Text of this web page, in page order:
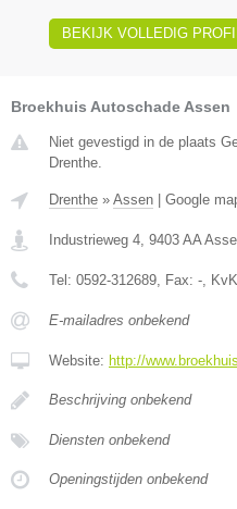
BEKIJK VOLLEDIG
Broekhuis Autoschade Assen
Niet gevestigd in de plaats
Drenthe.
Drenthe » Assen | Google
Industrieweg 4 9403 AA
Tel: 0592-312689 , Fax: - ,
E-mailadres onbekend
Website: http://
Beschrijving onbekend
Diensten onbekend
Openingstijden onbekend